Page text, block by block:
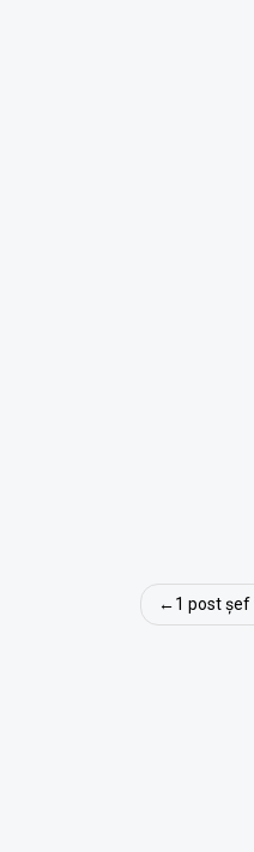
în
1 post